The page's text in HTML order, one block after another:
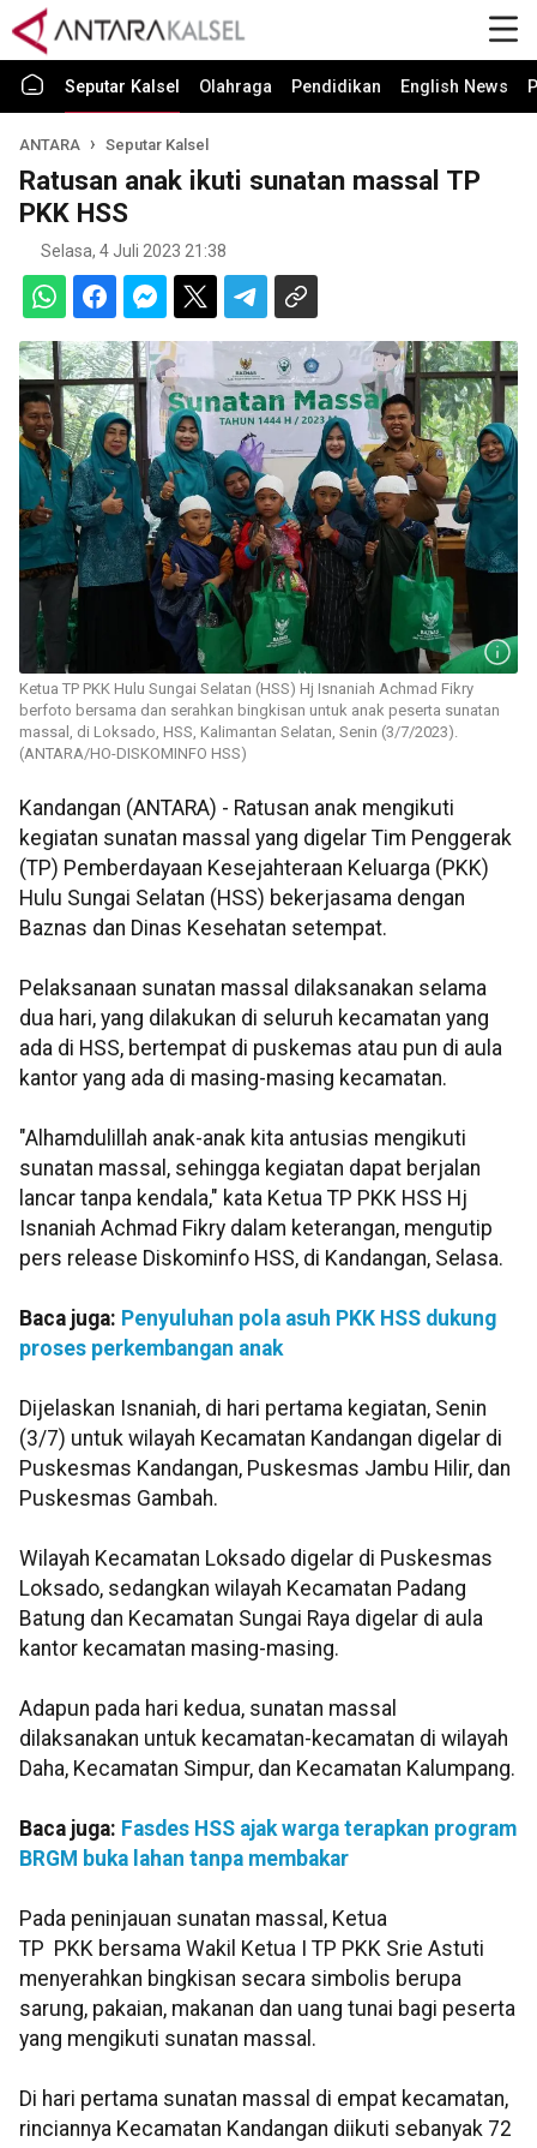
Seputar Kalsel Olahraga Pendidikan English News
ANTARA Seputar Kalsel
Ratusan anak ikuti sunatan massal TP
PKK HSS
Selasa, 4 Juli 2023 21:38
Ketua TP PKK Hulu Sungai Selatan (HSS) Hj Isnaniah Achmad Fikry
berfoto bersama dan serahkan bingkisan untuk anak peserta sunatan
massal, di Loksado, HSS, Kalimantan Selatan, Senin (3/7/2023).
(ANTARA/HO-DISKOMINFO HSS)
Kandangan (ANTARA) - Ratusan anak mengikuti
kegiatan sunatan massal yang digelar Tim Penggerak
(TP) Pemberdayaan Kesejahteraan Keluarga (PKK)
Hulu Sungai Selatan (HSS) bekerjasama dengan
Baznas dan Dinas Kesehatan setempat.
Pelaksanaan sunatan massal dilaksanakan selama
dua hari, yang dilakukan di seluruh kecamatan yang
ada di HSS, bertempat di puskemas atau pun di aula
kantor yang ada di masing-masing kecamatan.
"Alhamdulillah anak-anak kita antusias mengikuti
sunatan massal, sehingga kegiatan dapat berjalan
lancar tanpa kendala," kata Ketua TP PKK HSS Hj
Isnaniah Achmad Fikry dalam keterangan, mengutip
pers release Diskominfo HSS, di Kandangan, Selasa.
Baca juga: Penyuluhan pola asuh PKK HSS dukung
proses perkembangan anak
Dijelaskan Isnaniah, di hari pertama kegiatan, Senin
(3/7) untuk wilayah Kecamatan Kandangan digelar di
Puskesmas Kandangan, Puskesmas Jambu Hilir, dan
Puskesmas Gambah.
Wilayah Kecamatan Loksado digelar di Puskesmas
Loksado, sedangkan wilayah Kecamatan Padang
Batung dan Kecamatan Sungai Raya digelar di aula
kantor kecamatan masing-masing.
Adapun pada hari kedua, sunatan massal
dilaksanakan untuk kecamatan-kecamatan di wilayah
Daha, Kecamatan Simpur, dan Kecamatan Kalumpang.
Baca juga: Fasdes HSS ajak warga terapkan program
BRGM buka lahan tanpa membakar
Pada peninjauan sunatan massal, Ketua
TP PKK bersama Wakil Ketua I TP PKK Srie Astuti
menyerahkan bingkisan secara simbolis berupa
sarung, pakaian, makanan dan uang tunai bagi peserta
yang mengikuti sunatan massal.
Di hari pertama sunatan massal di empat kecamatan,
rinciannya Kecamatan Kandangan diikuti sebanyak 72